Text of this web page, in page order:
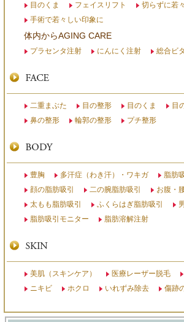
目のくま フェイスリフト
切らずに若
手術で若々しい印象に
体内からAGING CARE
プラセンタ注射 にんにく注射 総合ビ
二重まぶた 目の整形 目のくま
目
鼻の整形
輪郭の整形 プチ整形
豊胸 多汗症（わき汗）・ワキガ
脂肪
顔の脂肪吸引
二の腕脂肪吸引
お腹・
太もも脂肪吸引
ふくらはぎ脂肪吸引
脂肪吸引モニター
脂肪溶解注射
美肌（スキンケア） 医療レーザー脱毛
ニキビ
ホクロ いれずみ除去 傷跡